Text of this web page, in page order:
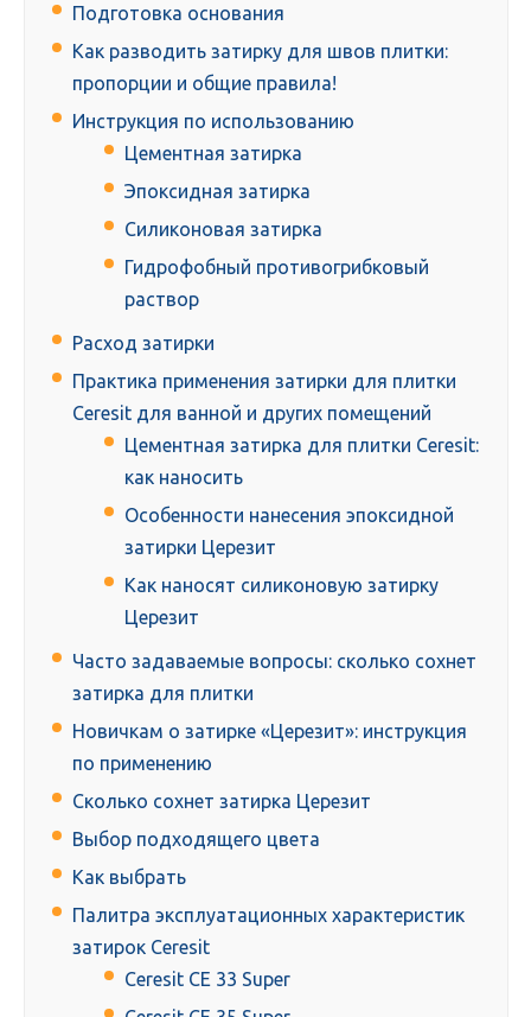
Подготовка основания
Как разводить затирку для швов плитки:
пропорции и общие правила!
Инструкция по использованию
Цементная затирка
Эпоксидная затирка
Силиконовая затирка
Гидрофобный противогрибковый
раствор
Расход затирки
Практика применения затирки для плитки
Сeresit для ванной и других помещений
Цементная затирка для плитки Ceresit:
как наносить
Особенности нанесения эпоксидной
затирки Церезит
Как наносят силиконовую затирку
Церезит
Часто задаваемые вопросы: сколько сохнет
затирка для плитки
Новичкам о затирке «Церезит»: инструкция
по применению
Сколько сохнет затирка Церезит
Выбор подходящего цвета
Как выбрать
Палитра эксплуатационных характеристик
затирок Ceresit
Ceresit CE 33 Super